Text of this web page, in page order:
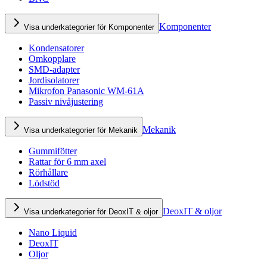
Visa underkategorier för Komponenter Komponenter
Kondensatorer
Omkopplare
SMD-adapter
Jordisolatorer
Mikrofon Panasonic WM-61A
Passiv nivåjustering
Visa underkategorier för Mekanik Mekanik
Gummifötter
Rattar för 6 mm axel
Rörhållare
Lödstöd
Visa underkategorier för DeoxIT & oljor DeoxIT & oljor
Nano Liquid
DeoxIT
Oljor